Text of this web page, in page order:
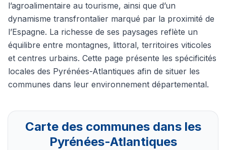
l’agroalimentaire au tourisme, ainsi que d’un
dynamisme transfrontalier marqué par la proximité de
l’Espagne. La richesse de ses paysages reflète un
équilibre entre montagnes, littoral, territoires viticoles
et centres urbains. Cette page présente les spécificités
locales des Pyrénées-Atlantiques afin de situer les
communes dans leur environnement départemental.
Carte des communes dans les
Pyrénées-Atlantiques